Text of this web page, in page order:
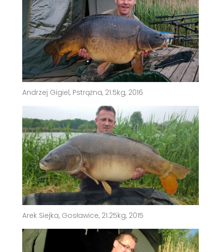
Andrzej Gigiel, Pstrążna, 21.5kg, 2016
Arek Siejka, Gosławice, 21.25kg, 2015